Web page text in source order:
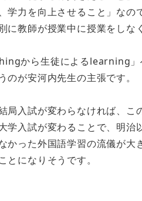
力を向上させること」なの
に教師が授業中に授業をしな
から生徒によるlearning」
が安河内先生の主張です。
局入試が変わらなければ、こ
学入試が変わることで、明治
かった外国語学習の流儀が大
とになりそうです。